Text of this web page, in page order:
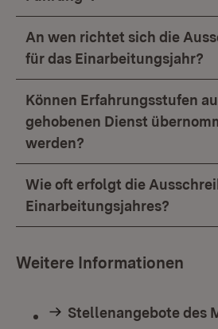
An wen richtet sich die
für das Einarbeitungsjahr?
Können Erfahrungsstufen
gehobenen Dienst
werden?
Wie oft erfolgt die
Einarbeitungsjahres?
Weitere Informationen
Stellenangebote des